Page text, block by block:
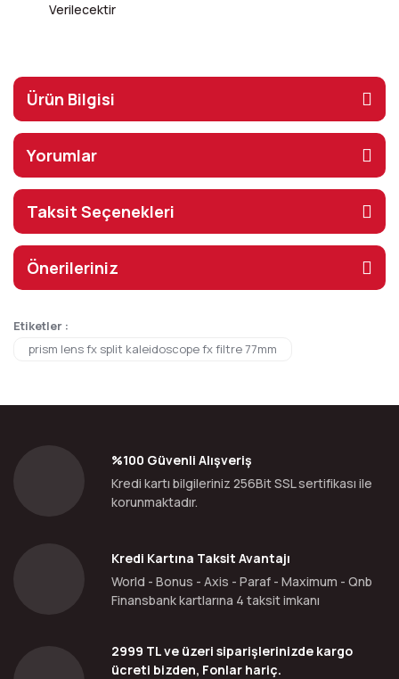
Verilecektir
Ürün Bilgisi
Yorumlar
Taksit Seçenekleri
Önerileriniz
Etiketler :
prism lens fx split kaleidoscope fx filtre 77mm
%100 Güvenli Alışveriş
Kredi kartı bilgileriniz 256Bit SSL sertifikası ile
korunmaktadır.
Kredi Kartına Taksit Avantajı
World - Bonus - Axis - Paraf - Maximum - Qnb
Finansbank kartlarına 4 taksit imkanı
2999 TL ve üzeri siparişlerinizde kargo
ücreti bizden, Fonlar hariç.